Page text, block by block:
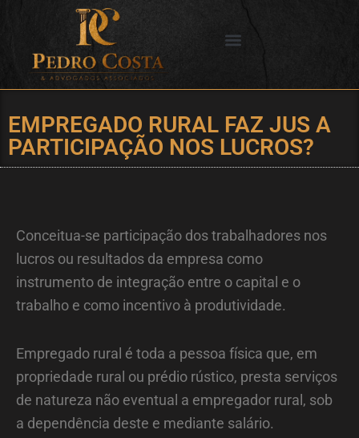
conteúdo
EMPREGADO RURAL FAZ JUS A
PARTICIPAÇÃO NOS LUCROS?
Conceitua-se participação dos trabalhadores nos
lucros ou resultados da empresa como
instrumento de integração entre o capital e o
trabalho e como incentivo à produtividade.
Empregado rural é toda a pessoa física que, em
propriedade rural ou prédio rústico, presta serviços
de natureza não eventual a empregador rural, sob
a dependência deste e mediante salário.